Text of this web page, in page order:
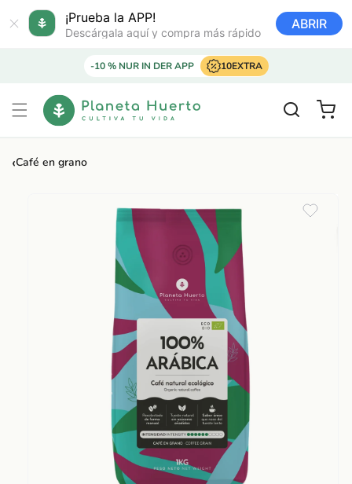
¡Prueba la APP!
Descárgala aquí y compra más rápido
ABRIR
directamente
al contenido
-10 % NUR IN DER APP 10EXTRA
Carrito
‹Café en grano